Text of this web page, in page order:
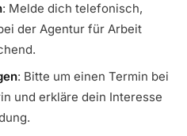
: Melde dich telefonisch,
der Agentur für Arbeit
: Bitte um einen Termin bei
und erkläre dein Interesse